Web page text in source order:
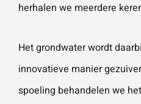
herhalen we meerdere
Het grondwater wordt
innovatieve manier
spoeling behandelen we